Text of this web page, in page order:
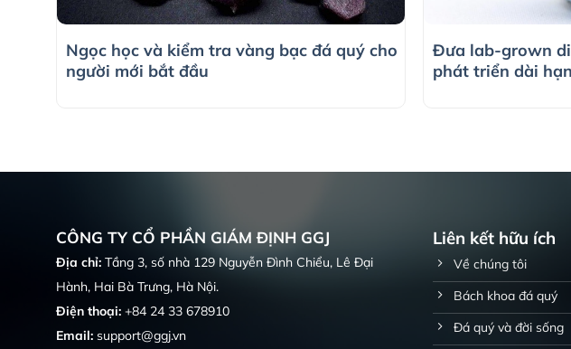
Ngọc học và kiểm tra vàng bạc đá quý cho
người mới bắt đầu
Đưa lab-grown
phát triển dài
CÔNG TY CỔ PHẦN GIÁM ĐỊNH GGJ
Địa chỉ: Tầng 3, số nhà 129 Nguyễn Đình Chiểu, Lê Đại
Hành, Hai Bà Trưng, Hà Nội.
Điện thoại: +84 24 33 678910
Email: support@ggj.vn
Liên kết hữu ích
Về chúng tôi
Bách khoa đá quý
Đá quý và đời sống